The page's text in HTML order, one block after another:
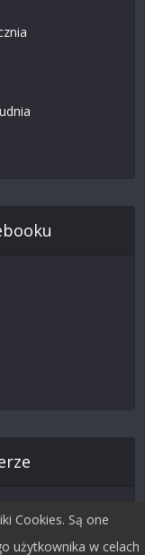
Cookies. Są one
użytkownika w celach